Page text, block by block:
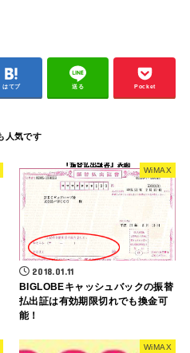
はてブ 送る Pocket
WiMAX
2018.01.11
BIGLOBEキャッシュバックの振替
払出証は有効期限切れでも換金可
能！
WiMAX